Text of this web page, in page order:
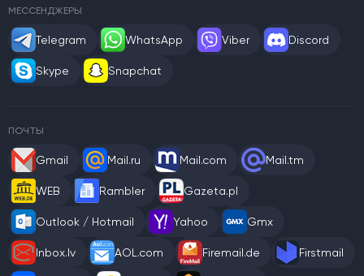
МЕССЕНДЖЕРЫ
Telegram WhatsApp Viber Discord
Skype Snapchat
ПОЧТЫ
Gmail Mail.ru Mail.com Mail.tm
WEB Rambler Gazeta.pl
Outlook / Hotmail Yahoo Gmx
Inbox.lv AOL.com Firemail.de Firstmail